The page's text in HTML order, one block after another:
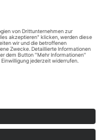
Einstellungen